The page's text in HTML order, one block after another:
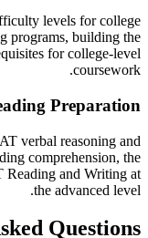
levels for college
programs, building the
for college-level
coursework.
Preparation
verbal reasoning and
comprehension, the
Reading and Writing at
the advanced level.
Questions